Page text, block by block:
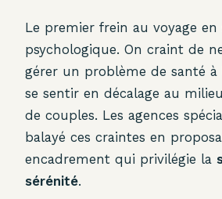
Le premier frein au voyage en
psychologique. On craint de
gérer un problème de santé à
se sentir en décalage au
de couples. Les agences
balayé ces craintes en
encadrement qui privilégie la
sérénité.